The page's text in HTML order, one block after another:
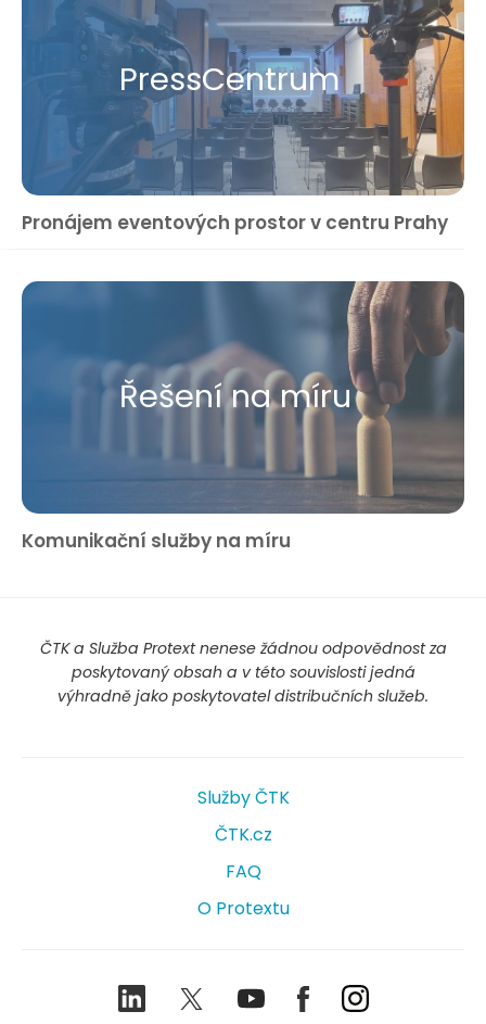
Press​Centrum
Pronájem eventových prostor v centru Prahy
Řešení na míru
Komunikační služby na míru
ČTK a Služba Protext nenese žádnou odpovědnost za
poskytovaný obsah a v této souvislosti jedná
výhradně jako poskytovatel distribučních služeb.
Služby ČTK
ČTK.cz
FAQ
O Protextu
LinkedIn TwitterYoutubeFacebookInstagram